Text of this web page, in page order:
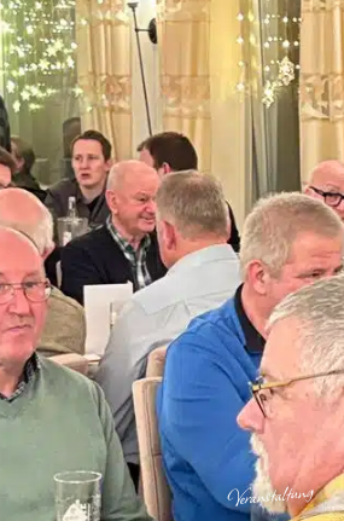
Veranstaltung